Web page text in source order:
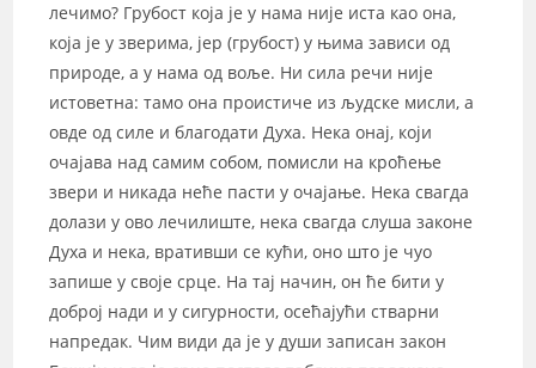
лечимо? Грубост која је у нама није иста као она,
која је у зверима, јер (грубост) у њима зависи од
природе, а у нама од воље. Ни сила речи није
истоветна: тамо она проистиче из људске мисли, а
овде од силе и благодати Духа. Нека онај, који
очајава над самим собом, помисли на кроћење
звери и никада неће пасти у очајање. Нека свагда
долази у ово лечилиште, нека свагда слуша законе
Духа и нека, вративши се кући, оно што је чуо
запише у своје срце. На тај начин, он ће бити у
доброј нади и у сигурности, осећајући стварни
напредак. Чим види да је у души записан закон